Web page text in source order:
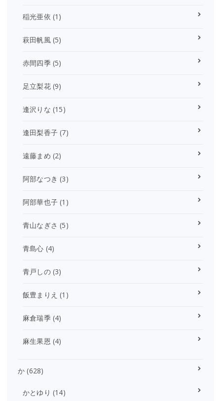
稲光亜依 (1)
萩田帆風(5)
赤間四季(5)
足立梨花(9)
逢沢りな (15)
逢田梨香子 (7)
遠藤まめ (2)
阿部なつき (3)
阿部華也子 (1)
青山なぎさ (5)
青島心 (4)
青戸しの(3)
飯豊まりえ (1)
麻倉瑞季(4)
麻生果恩 (4)
か (628)
かとゆり (14)